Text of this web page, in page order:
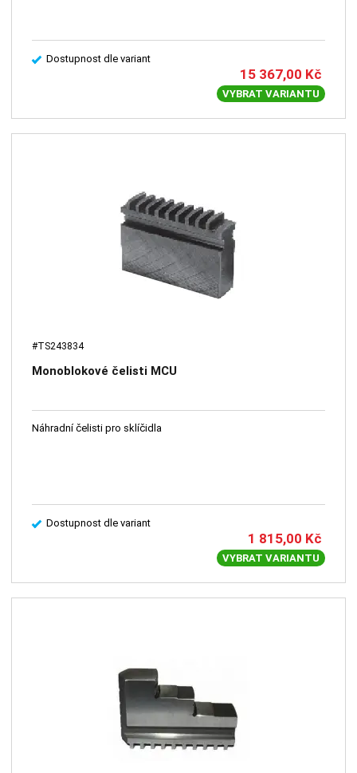
Dostupnost dle variant
15 367,00 Kč
VYBRAT VARIANTU
#TS243834
Monoblokové čelisti MCU
Náhradní čelisti pro sklíčidla
Dostupnost dle variant
1 815,00 Kč
VYBRAT VARIANTU